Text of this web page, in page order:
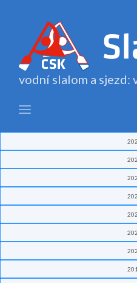
vodní slalom a sjezd: